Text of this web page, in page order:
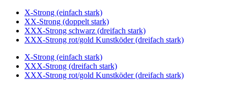
X-Strong (einfach stark)
XX-Strong (doppelt stark)
XXX-Strong schwarz (dreifach stark)
XXX-Strong rot/gold Kunstköder (dreifach stark)
X-Strong (einfach stark)
XXX-Strong (dreifach stark)
XXX-Strong rot/gold Kunstköder (dreifach stark)